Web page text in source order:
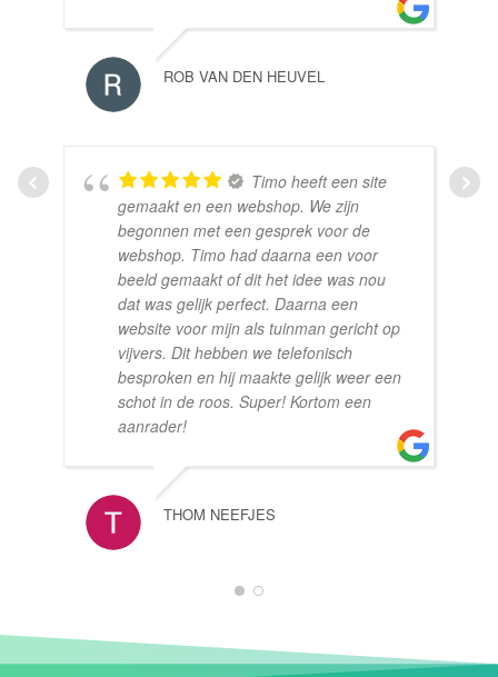
ROB VAN DEN HEUVEL
Timo heeft een site
gemaakt en een webshop. We zijn
begonnen met een gesprek voor de
webshop. Timo had daarna een voor
beeld gemaakt of dit het idee was nou
dat was gelijk perfect. Daarna een
website voor mijn als tuinman gericht op
vijvers. Dit hebben we telefonisch
besproken en hij maakte gelijk weer een
schot in de roos. Super! Kortom een
aanrader!
THOM NEEFJES
1 2